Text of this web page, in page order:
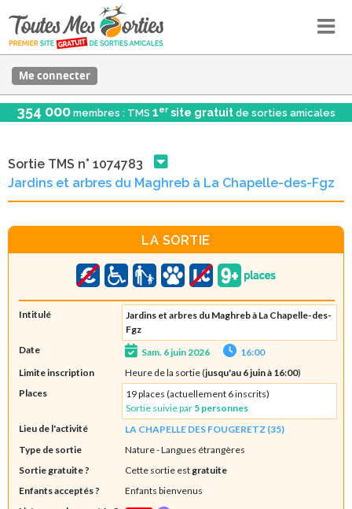
Me connecter
354 000 membres : TMS 1er site gratuit de sorties amicales
Sortie TMS n° 1074783
Jardins et arbres du Maghreb à La Chapelle-des-Fgz
LA SORTIE
Intitulé
Jardins et arbres du Maghreb à La Chapelle-des-
Fgz
Date
Sam. 6 juin 2026
16:00
Limite inscription
Heure de la sortie (jusqu'au 6 juin à 16:00)
Places
19 places (actuellement 6 inscrits)
Sortie suivie par 5 personnes
Lieu de l'activité
LA CHAPELLE DES FOUGERETZ (35)
Type de sortie
Nature- Langues étrangères
Sortie gratuite ?
Cette sortie est gratuite
Enfants acceptés ?
Enfants bienvenus